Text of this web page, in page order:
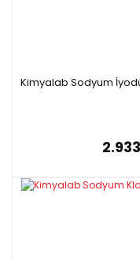
Kimyalab Sodyum